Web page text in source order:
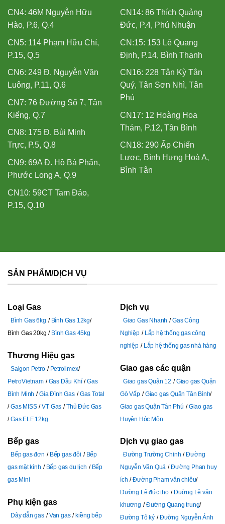
CN4: 46M Nguyễn Hữu
Hào, P.6, Q.4
CN5: 114 Phạm Hữu Chí,
P.15, Q.5
CN6: 249 Đ. Nguyễn Văn
Luông, P.11, Q.6
CN7: 76 Đường Số 7, Tân
Kiểng, Q.7
CN8: 175 Đ. Bùi Minh
Trực, P.5, Q.8
CN9: 69A Đ. Hồ Bá Phấn,
Phước Long A, Q.9
CN10: 59CT Tam Đảo,
P.15, Q.10
CN14: 86 Thích Quảng
Đức, P.4, Phú Nhuận
CN:15: 153 Lê Quang
Định, P.14, Bình Thạnh
CN16: 228 Tân Kỳ Tân
Quý, Tân Sơn Nhì, Tân
Phú
CN17: 12 Hoàng Hoa
Thám, P.12, Tân Bình
CN18: 290 Ấp Chiến
Lược, Bình Hưng Hoà A,
Bình Tân
SẢN PHẨM/DỊCH VỤ
Loại Gas
Bình Gas 6kg
Bình Gas 12kg
Bình Gas 20kg
Bình Gas 45kg
Thương Hiệu gas
Saigon Petro
Petrolimex
PetroVietnam
Gas Dầu Khí
Gas
Bình Minh
Gia Đình Gas
Gas Total
Gas MISS
VT Gas
Thủ Đức Gas
Gas ELF 12kg
Bếp gas
Bếp gas đơn Bếp gas đôi
Bếp
gas mặt kính
Bếp gas du lịch
Bếp
gas Mini
Phụ kiện gas
Dây dẫn gas Van gas
kiềng bếp
Dịch vụ
Giao Gas Nhanh
Gas Công
Nghiệp
Lắp hệ thống gas công
nghiệp
Lắp hệ thống gas nhà hàng
Giao gas các quận
Giao gas Quận 12
Giao gas Quận
Gò Vấp
Giao gas Quận Tân Bình
Giao gas Quận Tân Phú
Giao gas
Huyện Hóc Môn
Dịch vụ giao gas
Đường Trường Chinh
Đường
Nguyễn Văn Quá
Đường Phan huy
ích
Đường Pham văn chiêu
Đường Lê đức thọ
Đường Lê văn
khương
Đường Quang trung
Đường Tô ký
Đường Nguyễn Ảnh